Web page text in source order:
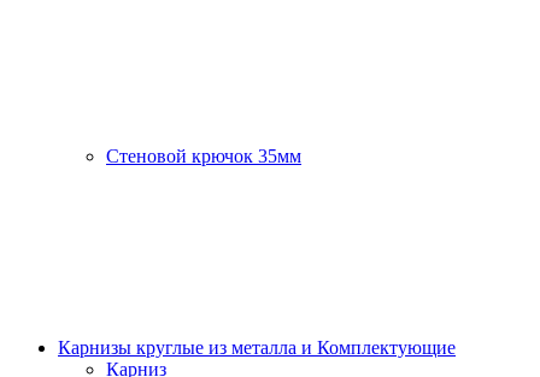
Стеновой крючок 35мм
Карнизы круглые из металла и Комплектующие
Карниз